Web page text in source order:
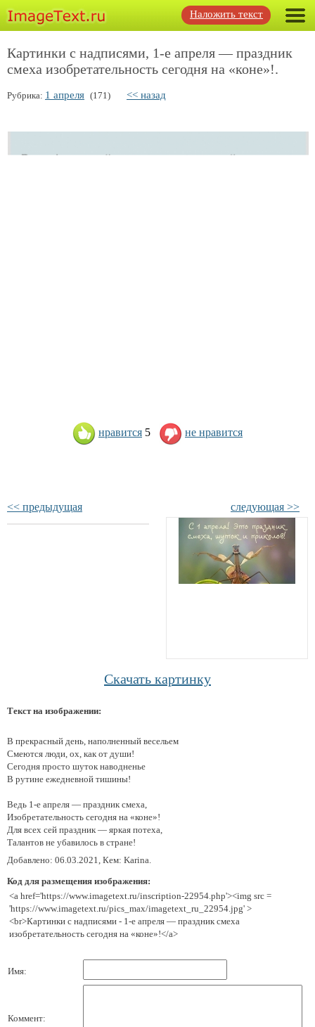
Наложить текст
Картинки с надписями, 1-е апреля — праздник
смеха изобретательность сегодня на «коне»!.
Рубрика: 1 апреля (171) << назад
нравится 5 не нравится
<< предыдущая следующая >>
Скачать картинку
Текст на изображении:
В прекрасный день, наполненный весельем
Смеются люди, ох, как от души!
Сегодня просто шуток наводненье
В рутине ежедневной тишины!
Ведь 1-е апреля — праздник смеха,
Изобретательность сегодня на «коне»!
Для всех сей праздник — яркая потеха,
Талантов не убавилось в стране!
Добавлено: 06.03.2021, Кем: Karina.
Код для размещения изображения:
<a href='https://www.imagetext.ru/inscription-22954.php'><img src =
'https://www.imagetext.ru/pics_max/imagetext_ru_22954.jpg' >
<br>Картинки с надписями - 1-е апреля — праздник смеха
изобретательность сегодня на «коне»!</a>
Имя:
Коммент: